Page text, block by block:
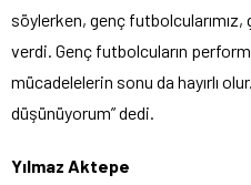
söylerken, genç futbolcularımız,
verdi. Genç futbolcuların
mücadelelerin sonu da hayırlı
düşünüyorum” dedi.
Yılmaz Aktepe